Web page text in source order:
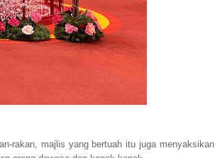
rakan, majlis yang bertuah itu juga menyaksikan